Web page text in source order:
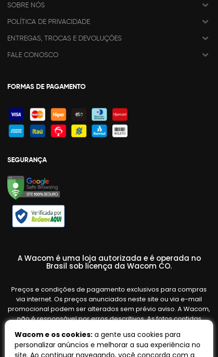
SOBRE NÓS
POLÍTICA DE PRIVACIDADE
ENTREGAS, TROCAS E DEVOLUÇÕES
FALE CONOSCO
FORMAS DE PAGAMENTO
SEGURANÇA
A Wacom é uma loja autorizada e é operada no
Brasil sob licença da Wacom CO.
Preços e condições de pagamento exclusivos para compras
via internet. Os preços anunciados neste site ou via e-mail
promocional podem ser alterados sem prévio aviso. A Wacom,
não é responsável por erros descritivos. As fotos contidas
variar de acordo com o fornecedor/lote do fabricante. Ofertas
válidas até o término de nossos estoques. Vendas sujeitas à
Wacom e os cookies: a gente usa cookies para
personalizar anúncios e melhorar a sua experiência no
site. Ao continuar navegando, você concorda com a